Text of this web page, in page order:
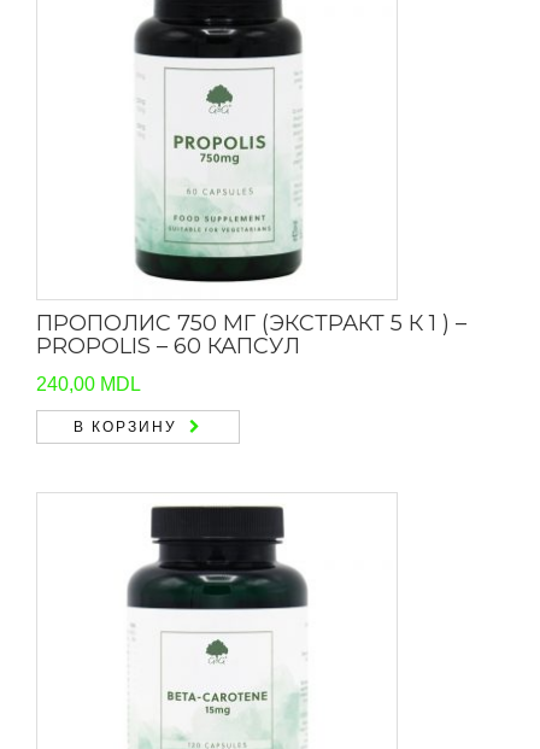
ПРОПОЛИС 750 МГ (ЭКСТРАКТ 5 К 1 ) –
PROPOLIS – 60 КАПСУЛ
240,00 MDL
В КОРЗИНУ